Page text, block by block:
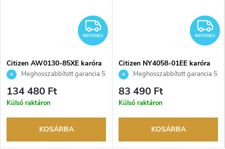
INGYENES
INGYENES
Citizen AW0130-85XE karóra
Meghosszabbított garancia 5
évre. Akár 100 napos
visszaküldési lehetőség. Hivatalos
134 480 Ft
Külső raktáron
KOSÁRBA
INGYENES
Citizen NY4058-01EE karóra
Meghosszabbított garancia 5
évre. Akár 100 napos
visszaküldési lehetőség. Hivatalos
83 490 Ft
Külső raktáron
KOSÁRBA